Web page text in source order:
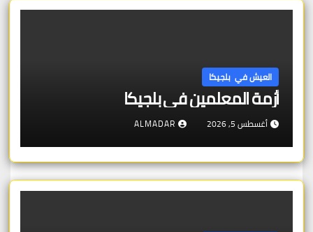
العيش في بلجيكا
أزمة المعلمين في بلجيكا
أغسطس 5, 2026 ALMADAR